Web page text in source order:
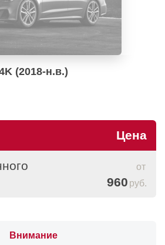
(2018-н.в.)
Цена
960 руб.
Внимание